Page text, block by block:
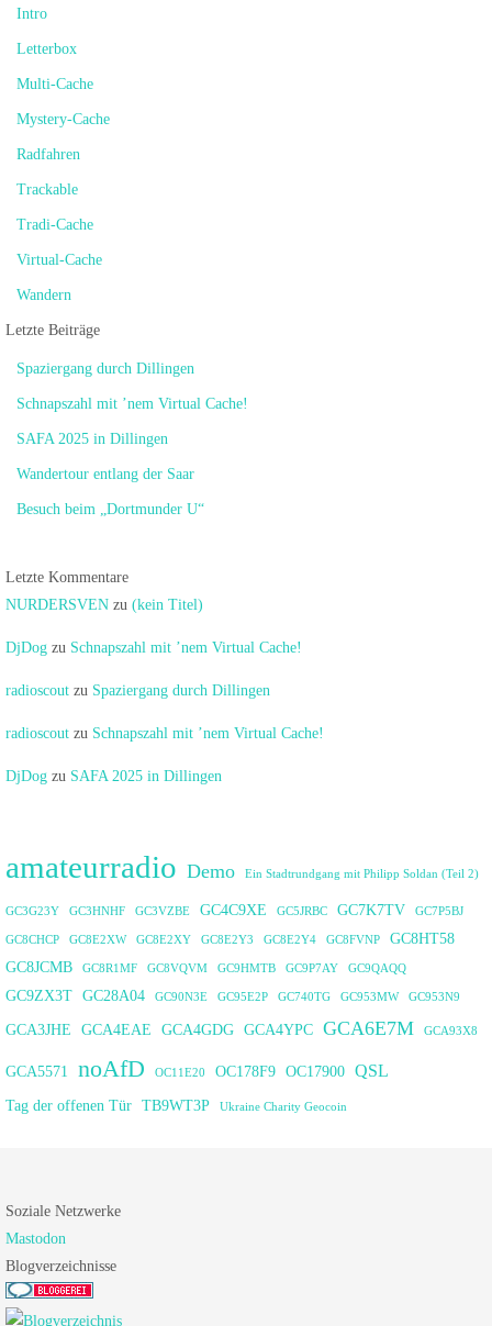
Intro
Letterbox
Multi-Cache
Mystery-Cache
Radfahren
Trackable
Tradi-Cache
Virtual-Cache
Wandern
Letzte Beiträge
Spaziergang durch Dillingen
Schnapszahl mit ’nem Virtual Cache!
SAFA 2025 in Dillingen
Wandertour entlang der Saar
Besuch beim „Dortmunder U“
Letzte Kommentare
NURDERSVEN zu (kein Titel)
DjDog zu Schnapszahl mit ’nem Virtual Cache!
radioscout zu Spaziergang durch Dillingen
radioscout zu Schnapszahl mit ’nem Virtual Cache!
DjDog zu SAFA 2025 in Dillingen
amateurradio Demo Ein Stadtrundgang mit Philipp Soldan (Teil 2)
GC3G23Y GC3HNHF GC3VZBE GC4C9XE GC5JRBC GC7K7TV GC7P5BJ
GC8CHCP GC8E2XW GC8E2XY GC8E2Y3 GC8E2Y4 GC8FVNP
GC8HT58
GC8JCMB
GC8R1MF GC8VQVM GC9HMTB GC9P7AY GC9QAQQ
GC9ZX3T GC28A04 GC90N3E GC95E2P GC740TG GC953MW GC953N9
GCA3JHE GCA4EAE GCA4GDG GCA4YPC GCA6E7M GCA93X8
GCA5571 noAfD OC11E20 OC178F9 OC17900 QSL
Tag der offenen Tür TB9WT3P Ukraine Charity Geocoin
Soziale Netzwerke
Mastodon
Blogverzeichnisse